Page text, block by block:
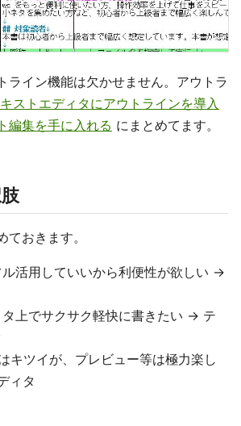
ライン機能は欠かせません。アウトラ
ストエディタにアウトラインを導入
編集を手に入れる にまとめてます。
おきます。
活用していいから利便性が欲しい →
上でサクサク軽快に書きたい → テ
キツイが、プレビュー等は極力楽し
ィタ